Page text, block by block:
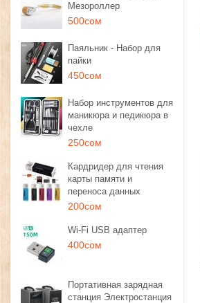
Мезороллер
500сом
Паяльник - Набор для
пайки
450сом
Набор инструментов для
маникюра и педикюра в
чехле
250сом
Кардридер для чтения
карты памяти и
переноса данных
200сом
Wi-Fi USB адаптер
400сом
Портативная зарядная
станция Электростанция